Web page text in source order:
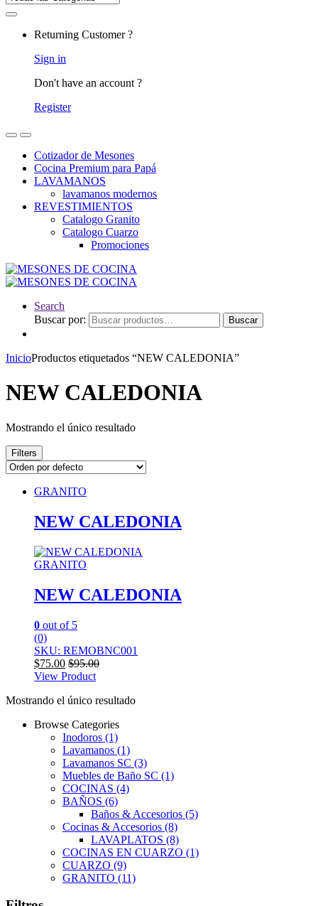
Returning Customer ?
Sign in
Don't have an account ?
Register
Cotizador de Mesones
Cocina Premium para Papá
LAVAMANOS
lavamanos modernos
REVESTIMIENTOS
Catalogo Granito
Catalogo Cuarzo
Promociones
Search
Buscar por:
Buscar
InicioProductos etiquetados “NEW CALEDONIA”
NEW CALEDONIA
Mostrando el único resultado
Filters
GRANITO
NEW CALEDONIA
GRANITO
NEW CALEDONIA
0 out of 5
(0)
SKU: REMOBNC001
$75.00 $95.00
View Product
Mostrando el único resultado
Browse Categories
Inodoros (1)
Lavamanos (1)
Lavamanos SC (3)
Muebles de Baño SC (1)
COCINAS (4)
BAÑOS (6)
Baños & Accesorios (5)
Cocinas & Accesorios (8)
LAVAPLATOS (8)
COCINAS EN CUARZO (1)
CUARZO (9)
GRANITO (11)